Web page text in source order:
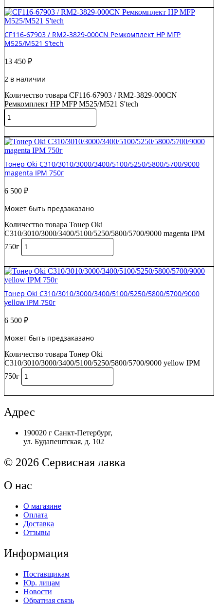
CF116-67903 / RM2-3829-000CN Ремкомплект HP MFP
M525/M521 S’tech
13 450 ₽
2 в наличии
Количество товара CF116-67903 / RM2-3829-000CN
Ремкомплект HP MFP M525/M521 S'tech
Тонер Oki C310/3010/3000/3400/5100/5250/5800/5700/9000
magenta IPM 750г
6 500 ₽
Может быть предзаказано
Количество товара Тонер Oki
C310/3010/3000/3400/5100/5250/5800/5700/9000 magenta IPM
750г
Тонер Oki C310/3010/3000/3400/5100/5250/5800/5700/9000
yellow IPM 750г
6 500 ₽
Может быть предзаказано
Количество товара Тонер Oki
C310/3010/3000/3400/5100/5250/5800/5700/9000 yellow IPM
750г
Адрес
190020 г Санкт-Петербург,
ул. Будапештская, д. 102
© 2026 Сервисная лавка
О нас
О магазине
Оплата
Доставка
Отзывы
Информация
Поставщикам
Юр. лицам
Новости
Обратная связь